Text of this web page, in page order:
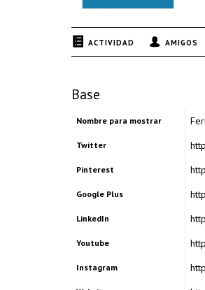
ACTIVIDAD AMIGOS
Base
Nombre para mostrar
Twitter
Pinterest
Google Plus
LinkedIn
Youtube
Instagram